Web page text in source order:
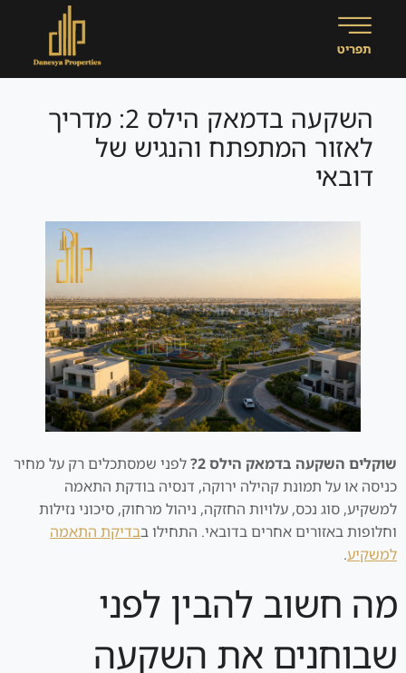
השקעה בדמאק הילס 2: מדריך
לאזור המתפתח והנגיש של
דובאי
שוקלים השקעה בדמאק הילס 2?
לפני שמסתכלים רק על מחיר
כניסה או על תמונת קהילה ירוקה, דנסיה בודקת התאמה
למשקיע, סוג נכס, עלויות החזקה, ניהול מרחוק, סיכוני נזילות
וחלופות באזורים אחרים בדובאי. התחילו בבדיקת התאמה
למשקיע.
מה חשוב להבין לפני
שבוחנים את השקעה